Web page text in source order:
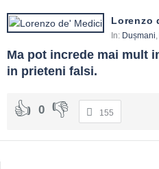
Lorenzo
In: Dușmani,
Ma pot increde mai mult
in prieteni falsi.
0 155